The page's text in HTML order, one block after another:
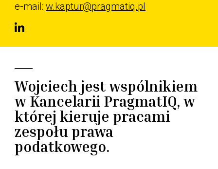
e-mail: w.kaptur@pragmatiq.pl
Wojciech jest wspólnikiem
w Kancelarii PragmatIQ, w
której kieruje pracami
zespołu prawa
podatkowego.